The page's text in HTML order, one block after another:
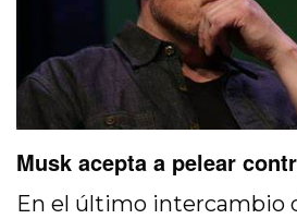
Musk acepta a pelear
En el último intercambio